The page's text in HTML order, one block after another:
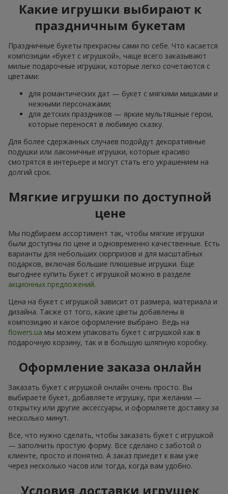
Какие игрушки выбирают к
праздничным букетам
Праздничные букеты прекрасны сами по себе. Что касается
композиции «букет с игрушкой», чаще всего заказывают
милые подарочные игрушки, которые легко сочетаются с
цветами:
для романтических дат — букет с мягкими мишками и
нежными персонажами;
для детских праздников — яркие мультяшные герои,
которые переносят в любимую сказку.
Для более сдержанных случаев подойдут декоративные
подушки или лаконичные игрушки, которые красиво
смотрятся в интерьере и могут стать его украшением на
долгий срок.
Мягкие игрушки по доступной
цене
Мы подбираем ассортимент так, чтобы мягкие игрушки
были доступны по цене и одновременно качественные. Есть
варианты для небольших сюрпризов и для масштабных
подарков, включая большие плюшевые игрушки. Еще
выгоднее купить букет с игрушкой можно в разделе
акционных предложений.
Цена на букет с игрушкой зависит от размера, материала и
дизайна. Также от того, какие цветы добавлены в
композицию и какое оформление выбрано. Ведь на
flowers.ua мы можем упаковать букет с игрушкой как в
подарочную корзину, так и в большую шляпную коробку.
Оформление заказа онлайн
Заказать букет с игрушкой онлайн очень просто. Вы
выбираете букет, добавляете игрушку, при желании —
открытку или другие аксессуары, и оформляете доставку за
несколько минут.
Все, что нужно сделать, чтобы заказать букет с игрушкой
— заполнить простую форму. Все сделано с заботой о
клиенте, просто и понятно. А заказ приедет к вам уже
через несколько часов или тогда, когда вам удобно.
Условия доставки игрушек